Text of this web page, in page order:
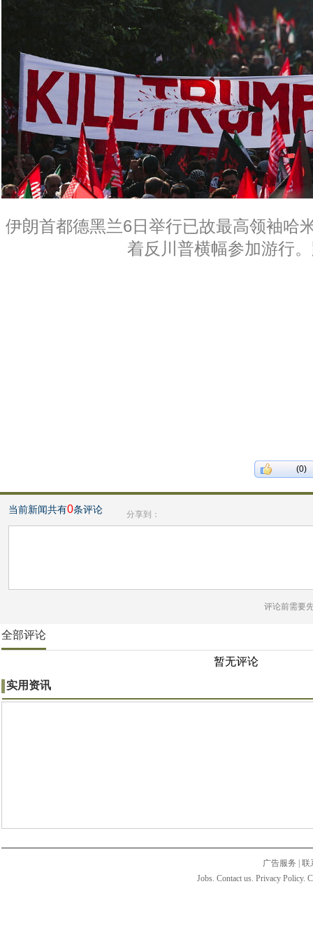
伊朗首都德黑兰6日举行已故最高领袖哈
着反川普横幅参加游行
(0)
当前新闻共有0条评论 分享到：
评论前需要
全部评论
暂无评论
实用资讯
广告服务
联
Jobs. Contact us. Privacy Policy.